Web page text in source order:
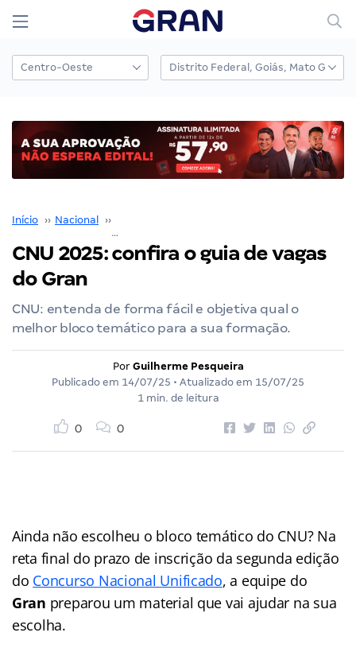
Início ›› Nacional ››
CNU 2025: confira o guia de vagas
do Gran
CNU: entenda de forma fácil e objetiva qual o
melhor bloco temático para a sua formação.
Por Guilherme Pesqueira
Publicado em 14/07/25 • Atualizado em 15/07/25
1 min. de leitura
0 0
Ainda não escolheu o bloco temático do CNU? Na
reta final do prazo de inscrição da segunda edição
do Concurso Nacional Unificado, a equipe do
Gran preparou um material que vai ajudar na sua
escolha.